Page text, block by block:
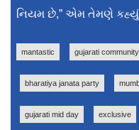
નિયમ છે,” એમ તેમણે
mantastic gujarati
bharatiya janata party
gujarati mid day exclusive